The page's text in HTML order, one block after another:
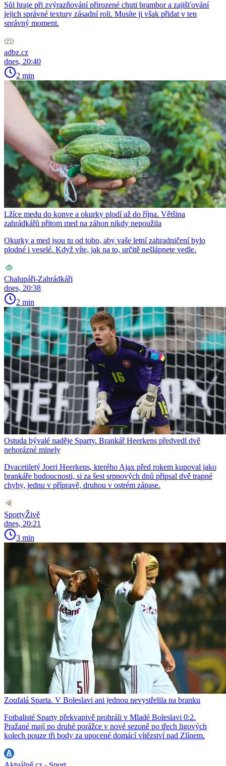
Sůl hraje při zvýrazňování přirozené chuti brambor a zajišťování
jejich správné textury zásadní roli. Musíte ji však přidat v ten
správný moment.
adbz.cz
dnes, 20:40
2 min
Lžíce medu do konve a okurky plodí až do října. Většina
zahrádkářů přitom med na záhon nikdy nepoužila
Okurky a med jsou tu od toho, aby vaše letní zahradničení bylo
plodné i veselé. Když víte, jak na to, určitě nešlápnete vedle.
Chalupáři-Zahrádkáři
dnes, 20:38
2 min
Ostuda bývalé naděje Sparty. Brankář Heerkens předvedl dvě
nehorázné minely
Dvacetiletý Joeri Heerkens, kterého Ajax před rokem kupoval jako
brankáře budoucnosti, si za šest srpnových dnů připsal dvě trapné
chyby, jednu v přípravě, druhou v ostrém zápase.
SportyŽivě
dnes, 20:21
3 min
Zoufalá Sparta. V Boleslavi ani jednou nevystřelila na branku
Fotbalisté Sparty překvapivě prohráli v Mladé Boleslavi 0:2.
Pražané mají po druhé porážce v nové sezoně po třech ligových
kolech pouze tři body za upocené domácí vítězství nad Zlínem.